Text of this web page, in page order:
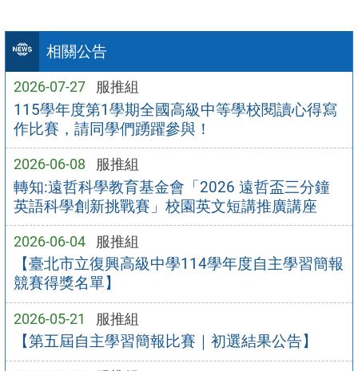
相關公告
2026-07-27 服推組
115學年度第1學期全國高級中等學校閱讀心得寫
作比賽，請同學們踴躍參與！
2026-06-08 服推組
轉知:遠哲科學教育基金會「2026 遠哲盃三分鐘
英語科學創新挑戰賽」校園英文短講推廣講座
2026-06-04 服推組
【臺北市立復興高級中學114學年度自主學習簡報
競賽得獎名單】
2026-05-21 服推組
【第五屆自主學習簡報比賽｜初選結果公告】